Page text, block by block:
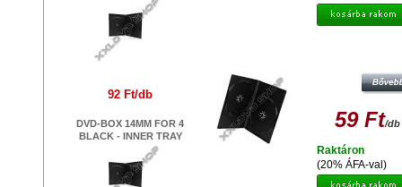
92 Ft/db
DVD-BOX 14MM FOR 4
BLACK - INNER TRAY
59 Ft/db
(20% ÁFA-val)
Raktáron